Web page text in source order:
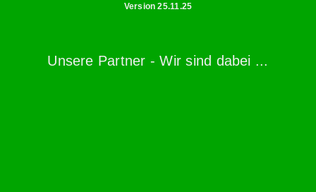
Version 25.11.25
Unsere Partner - Wir sind dabei ...